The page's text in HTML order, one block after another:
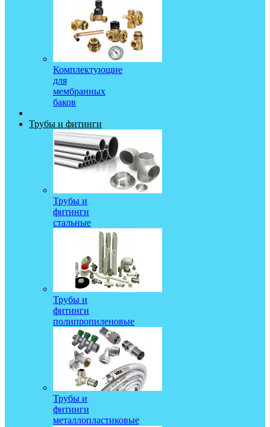
Комплектующие
для
мембранных
баков
Трубы и фитинги
Трубы и
фитинги
стальные
Трубы и
фитинги
полипропиленовые
Трубы и
фитинги
металлопластиковые